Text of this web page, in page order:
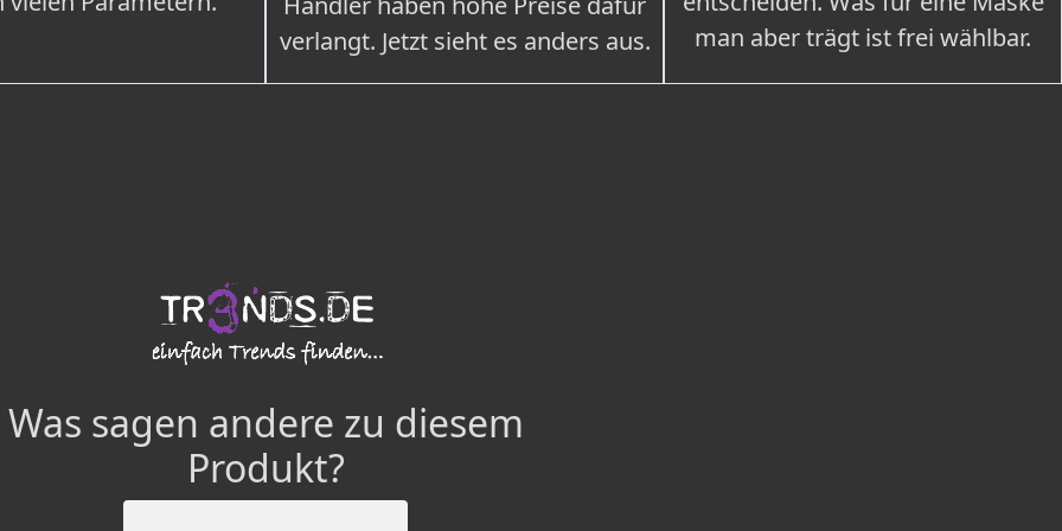
verlangt. Jetzt sieht es anders aus.
man aber trägt ist frei wählbar.
Was sagen andere zu diesem
Produkt?